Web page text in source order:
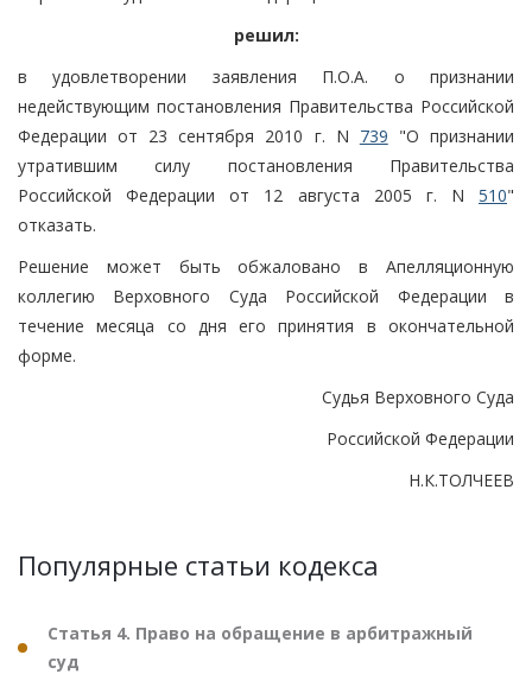
решил:
в удовлетворении заявления П.О.А. о признании
недействующим постановления Правительства Российской
Федерации от 23 сентября 2010 г. N 739 "О признании
утратившим силу постановления Правительства
Российской Федерации от 12 августа 2005 г. N 510"
отказать.
Решение может быть обжаловано в Апелляционную
коллегию Верховного Суда Российской Федерации в
течение месяца со дня его принятия в окончательной
форме.
Судья Верховного Суда
Российской Федерации
Н.К.ТОЛЧЕЕВ
Популярные статьи кодекса
Статья 4. Право на обращение в арбитражный
суд